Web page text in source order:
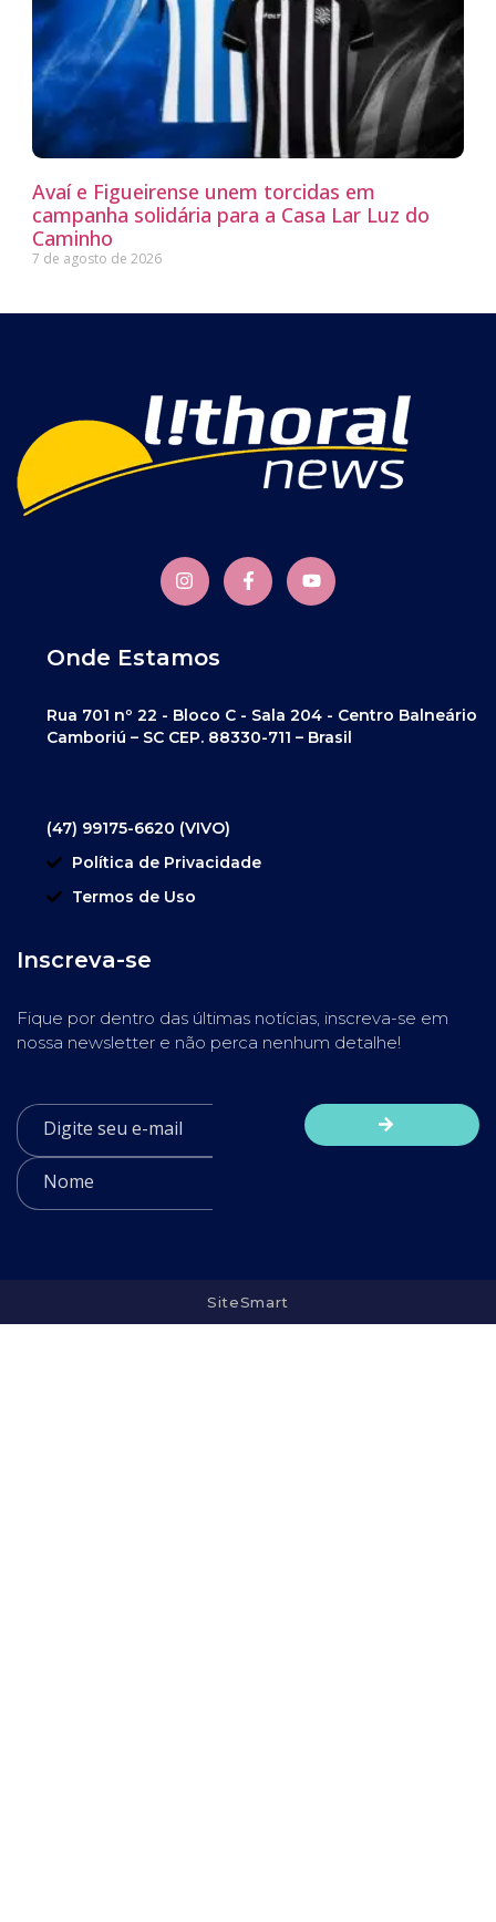
Avaí e Figueirense unem torcidas em
campanha solidária para a Casa Lar Luz do
Caminho
7 de agosto de 2026
Onde Estamos
Rua 701 nº 22 - Bloco C - Sala 204 - Centro Balneário
Camboriú – SC CEP. 88330-711 – Brasil
(47) 99175-6620 (VIVO)
Política de Privacidade
Termos de Uso
Inscreva-se
Fique por dentro das últimas notícias, inscreva-se em
nossa newsletter e não perca nenhum detalhe!
SiteSmart